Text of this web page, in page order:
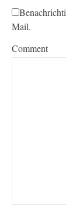
Mail.
Comment